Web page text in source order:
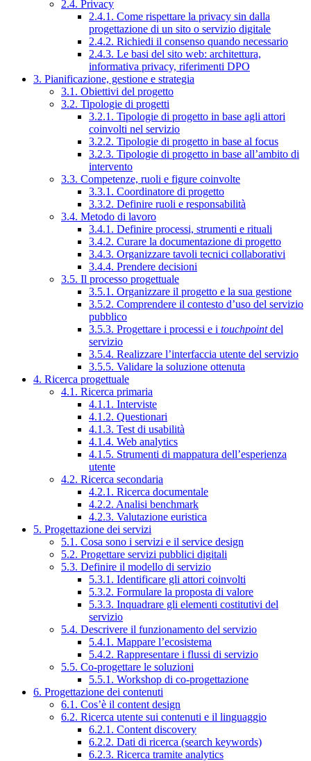
2.4. Privacy
2.4.1. Come rispettare la privacy sin dalla
progettazione di un sito o servizio digitale
2.4.2. Richiedi il consenso quando necessario
2.4.3. Le basi del sito web: architettura,
informativa privacy, riferimenti DPO
3. Pianificazione, gestione e strategia
3.1. Obiettivi del progetto
3.2. Tipologie di progetti
3.2.1. Tipologie di progetto in base agli attori
coinvolti nel servizio
3.2.2. Tipologie di progetto in base al focus
3.2.3. Tipologie di progetto in base all’ambito di
intervento
3.3. Competenze, ruoli e figure coinvolte
3.3.1. Coordinatore di progetto
3.3.2. Definire ruoli e responsabilità
3.4. Metodo di lavoro
3.4.1. Definire processi, strumenti e rituali
3.4.2. Curare la documentazione di progetto
3.4.3. Organizzare tavoli tecnici collaborativi
3.4.4. Prendere decisioni
3.5. Il processo progettuale
3.5.1. Organizzare il progetto e la sua gestione
3.5.2. Comprendere il contesto d’uso del servizio
pubblico
3.5.3. Progettare i processi e i touchpointdel
servizio
3.5.4. Realizzare l’interfaccia utente del servizio
3.5.5. Validare la soluzione ottenuta
4. Ricerca progettuale
4.1. Ricerca primaria
4.1.1. Interviste
4.1.2. Questionari
4.1.3. Test di usabilità
4.1.4. Web analytics
4.1.5. Strumenti di mappatura dell’esperienza
utente
4.2. Ricerca secondaria
4.2.1. Ricerca documentale
4.2.2. Analisi benchmark
4.2.3. Valutazione euristica
5. Progettazione dei servizi
5.1. Cosa sono i servizi e il service design
5.2. Progettare servizi pubblici digitali
5.3. Definire il modello di servizio
5.3.1. Identificare gli attori coinvolti
5.3.2. Formulare la proposta di valore
5.3.3. Inquadrare gli elementi costitutivi del
servizio
5.4. Descrivere il funzionamento del servizio
5.4.1. Mappare l’ecosistema
5.4.2. Rappresentare i flussi di servizio
5.5. Co-progettare le soluzioni
5.5.1. Workshop di co-progettazione
6. Progettazione dei contenuti
6.1. Cos’è il content design
6.2. Ricerca utente sui contenuti e il linguaggio
6.2.1. Content discovery
6.2.2. Dati di ricerca (search keywords)
6.2.3. Ricerca tramite analytics